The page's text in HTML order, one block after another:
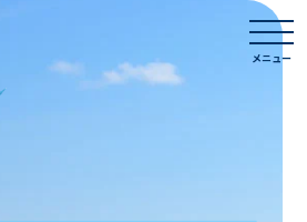
メニュー